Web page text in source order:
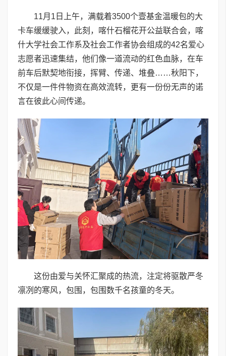
11月1日上午，满载着3500个壹基金温暖包的大
卡车缓缓驶入，此刻，喀什石榴花开公益联合会，喀
什大学社会工作系及社会工作者协会组成的42名爱心
志愿者迅速集结，他们像一道流动的红色血脉，在车
前车后默契地衔接，挥臂、传递、堆叠……秋阳下，
不仅是一件件物资在高效流转，更有一份份无声的诺
言在彼此心间传递。
这份由爱与关怀汇聚成的热流，注定将驱散严冬
凛冽的寒风，包围，包围数千名孩童的冬天。